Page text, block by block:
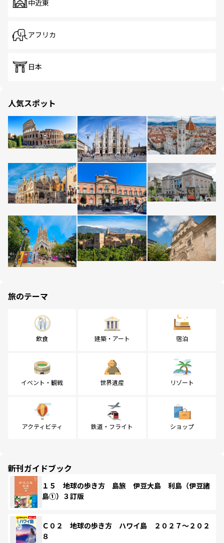
中近東
アフリカ
日本
人気スポット
旅のテーマ
飲食 建築・アート 宿泊
イベント・観戦 世界遺産 リゾート
アクティビティ 鉄道・フライト ショップ
新刊ガイドブック
１５ 地球の歩き方 島旅 伊豆大島 利島（伊豆諸
島①）３訂版
Ｃ０２ 地球の歩き方 ハワイ島 ２０２７～２０２
８